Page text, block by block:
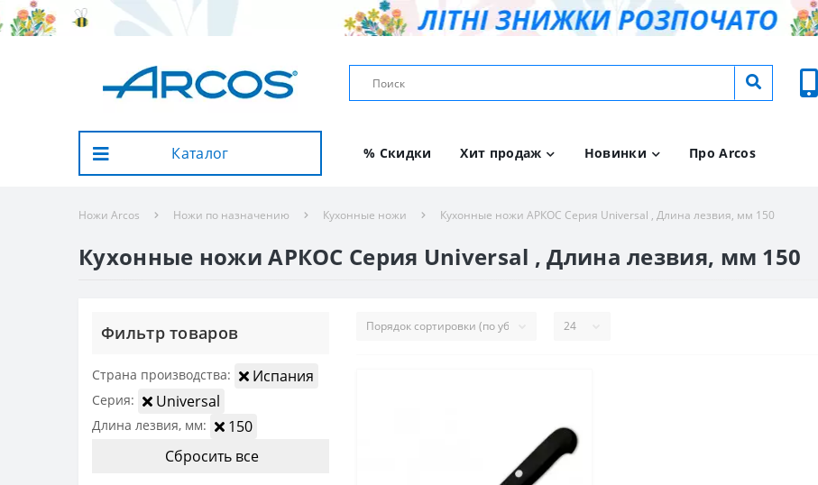
Каталог % Скидки Хит продаж Новинки Про Arcos
Ножи Arcos Ножи по назначению Кухонные ножи Кухонные ножи АРКОС Серия Universal , Длина лезвия, мм 150
Кухонные ножи АРКОС Серия Universal , Длина лезвия, мм 150
Фильтр товаров
Страна производства: Испания
Серия: Universal
Длина лезвия, мм:
150
Сбросить все